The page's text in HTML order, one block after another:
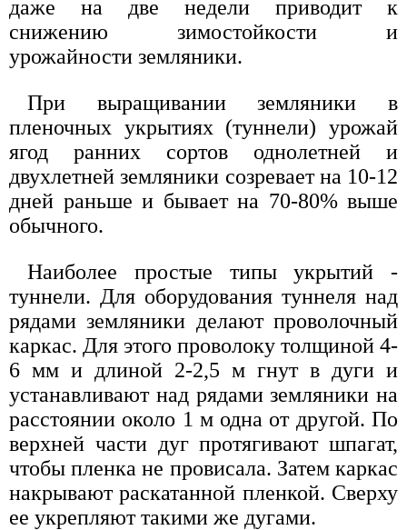
даже на две недели приводит к
снижению зимостойкости и
урожайности земляники.
При выращивании земляники в
пленочных укрытиях (туннели) урожай
ягод ранних сортов однолетней и
двухлетней земляники созревает на 10-12
дней раньше и бывает на 70-80% выше
обычного.
Наиболее простые типы укрытий -
туннели. Для оборудования туннеля над
рядами земляники делают проволочный
каркас. Для этого проволоку толщиной 4-
6 мм и длиной 2-2,5 м гнут в дуги и
устанавливают над рядами земляники на
расстоянии около 1 м одна от другой. По
верхней части дуг протягивают шпагат,
чтобы пленка не провисала. Затем каркас
накрывают раскатанной пленкой. Сверху
ее укрепляют такими же дугами.